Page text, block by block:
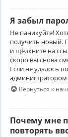
Я забыл
Не паникуйте!
получить новый.
и щёлкните на
скоро вы снова
Если не удалось
Вернуться к
Почему мне
повторять